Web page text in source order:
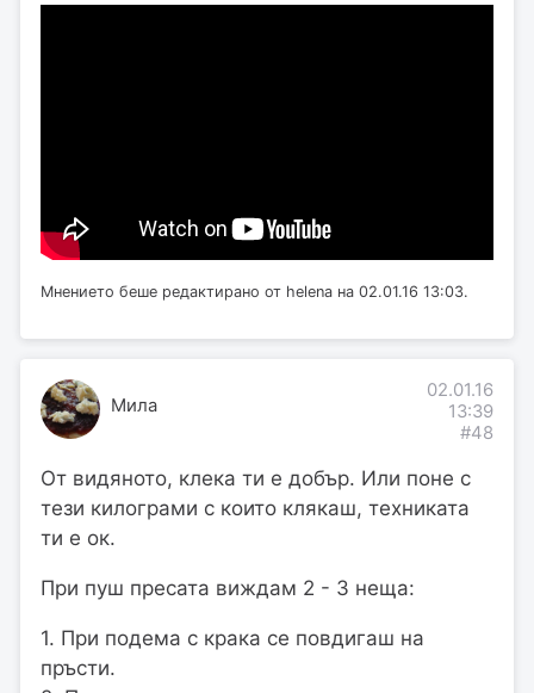
Мнението беше редактирано от helena на 02.01.16 13:03.
Мила
02.01.16
13:39
#48
От видяното, клека ти е добър. Или поне с
тези килограми с които клякаш, техниката
ти е ок.
При пуш пресата виждам 2 - 3 неща:
1. При подема с крака се повдигаш на
пръсти.